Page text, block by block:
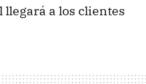
a los clientes